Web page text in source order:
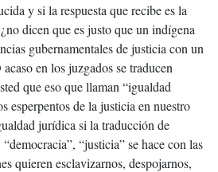
y si la respuesta que recibe es la
dicen que es justo que un indígena
gubernamentales de justicia con un
en los juzgados se traducen
que eso que llaman “igualdad
esperpentos de la justicia en nuestro
jurídica si la traducción de
“justicia” se hace con las
quieren esclavizarnos, despojarnos,